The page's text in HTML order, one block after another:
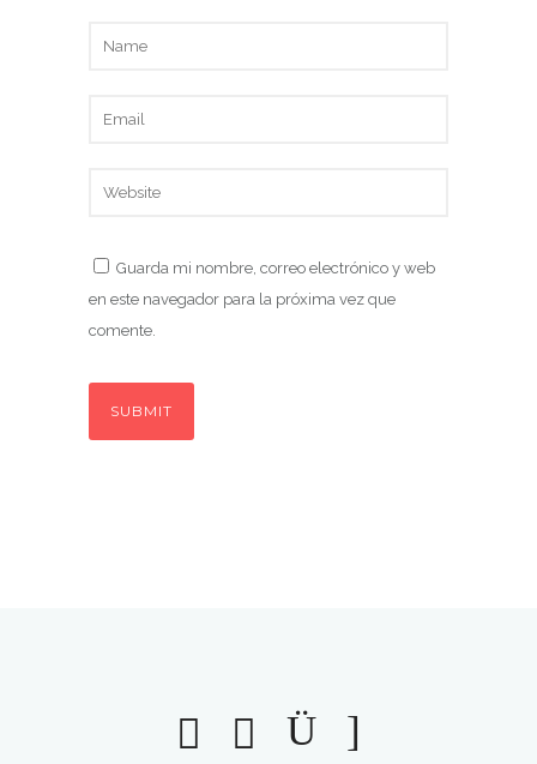
Guarda mi nombre, correo electrónico y web
en este navegador para la próxima vez que
comente.